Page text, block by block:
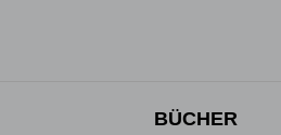
BÜCHER